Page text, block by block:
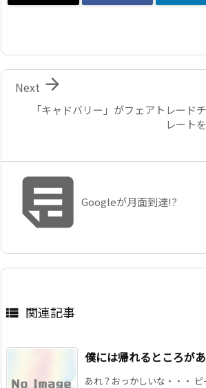
「キャドバリー」がフェアトレード
レート

Next
Googleが月面到達!?
 関連記事
僕には帰れるところがあ
あれ？おっかしいな・・・